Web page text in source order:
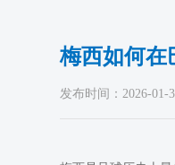
梅西如何在
发布时间：2026-01-